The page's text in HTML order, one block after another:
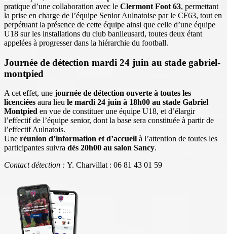
pratique d’une collaboration avec le Clermont Foot 63, permettant
la prise en charge de l’équipe Senior Aulnatoise par le CF63, tout en
perpétuant la présence de cette équipe ainsi que celle d’une équipe
U18 sur les installations du club banlieusard, toutes deux étant
appelées à progresser dans la hiérarchie du football.
Journée de détection mardi 24 juin au stade gabriel-
montpied
A cet effet, une journée de détection ouverte à toutes les
licenciées aura lieu le mardi 24 juin à 18h00 au stade Gabriel
Montpied en vue de constituer une équipe U18, et d’élargir
l’effectif de l’équipe senior, dont la base sera constituée à partir de
l’effectif Aulnatois.
Une réunion d’information et d’accueil à l’attention de toutes les
participantes suivra dès 20h00 au salon Sancy.
Contact détection : Y. Charvillat : 06 81 43 01 59